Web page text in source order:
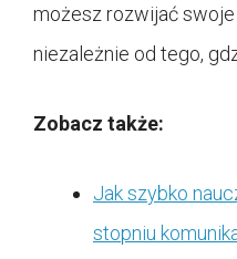
możesz rozwijać
niezależnie od tego,
Zobacz także:
Jak szybko
stopniu